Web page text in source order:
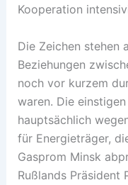
Kooperation
Die Zeichen stehen
Beziehungen
noch vor kurzem
waren. Die
hauptsächlich
für Energieträger,
Gasprom Minsk
Rußlands Präsident